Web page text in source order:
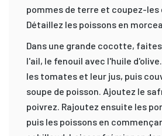
pommes de terre et coupez-les
Détaillez les poissons en
Dans une grande cocotte,
l'ail, le fenouil avec l'huile
les tomates et leur jus, puis
soupe de poisson. Ajoutez le
poivrez. Rajoutez ensuite les
puis les poissons en